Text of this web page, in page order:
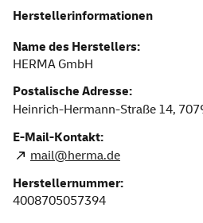
Herstellerinformationen
Name des Herstellers:
HERMA GmbH
Postalische Adresse:
Heinrich-Hermann-Straße 14,
E-Mail-Kontakt:
mail@herma.de
Herstellernummer:
4008705057394